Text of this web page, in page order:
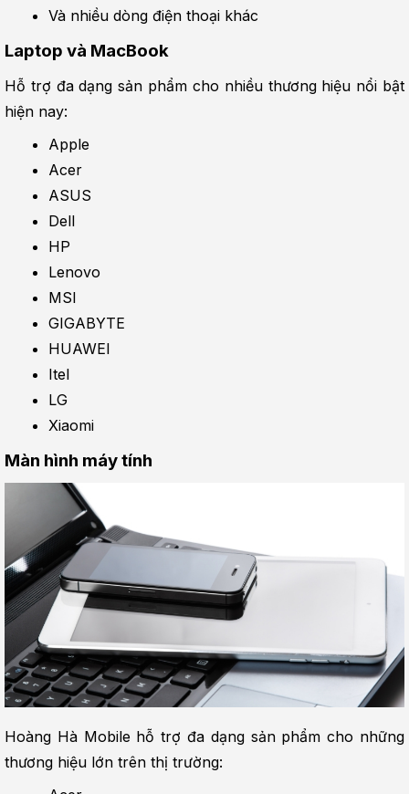
Và nhiều dòng điện thoại khác
Laptop và MacBook
Hỗ trợ đa dạng sản phẩm cho nhiều thương hiệu nổi bật
hiện nay:
Apple
Acer
ASUS
Dell
HP
Lenovo
MSI
GIGABYTE
HUAWEI
Itel
LG
Xiaomi
Màn hình máy tính
Hoàng Hà Mobile hỗ trợ đa dạng sản phẩm cho những
thương hiệu lớn trên thị trường: